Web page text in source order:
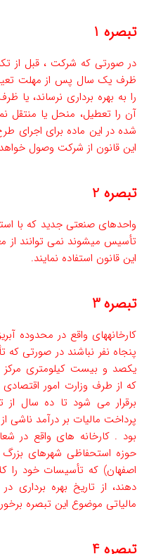
تبصره 1
در صورتی که شرکت ، قبل از
ظرف یک سال پس از مهلت
را به بهره برداری نرساند،
آن را تعطیل، منحل یا منتقل
این قانون از شرکت وصول
تبصره 2
واحدهای صنعتی جدید که با
این قانون استفاده نمایند.
تبصره 3
کارخانه­های واقع در محدوده
پنجاه نفر نباشند در صورتی
یکصد و بیست کیلومتری مرکز
که از طرف وزارت امور
برقرار می شود تا ده سال از
پرداخت مالیات بر درآمد ناشی
بود . کارخانه های واقع در
حوزه استحفاظی شهرهای بزرگ
اصفهان) که تأسیسات خود را
دهند، از تاریخ بهره
مالیاتی موضوع این تبصره
تبصره 4